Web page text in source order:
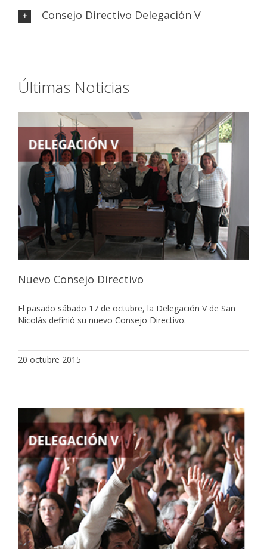
Consejo Directivo Delegación V
Últimas Noticias
Nuevo Consejo Directivo
El pasado sábado 17 de octubre, la Delegación V de San
Nicolás definió su nuevo Consejo Directivo.
20 octubre 2015